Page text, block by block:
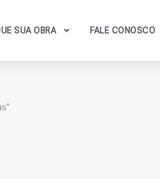
SUA OBRA FALE CONOSCO